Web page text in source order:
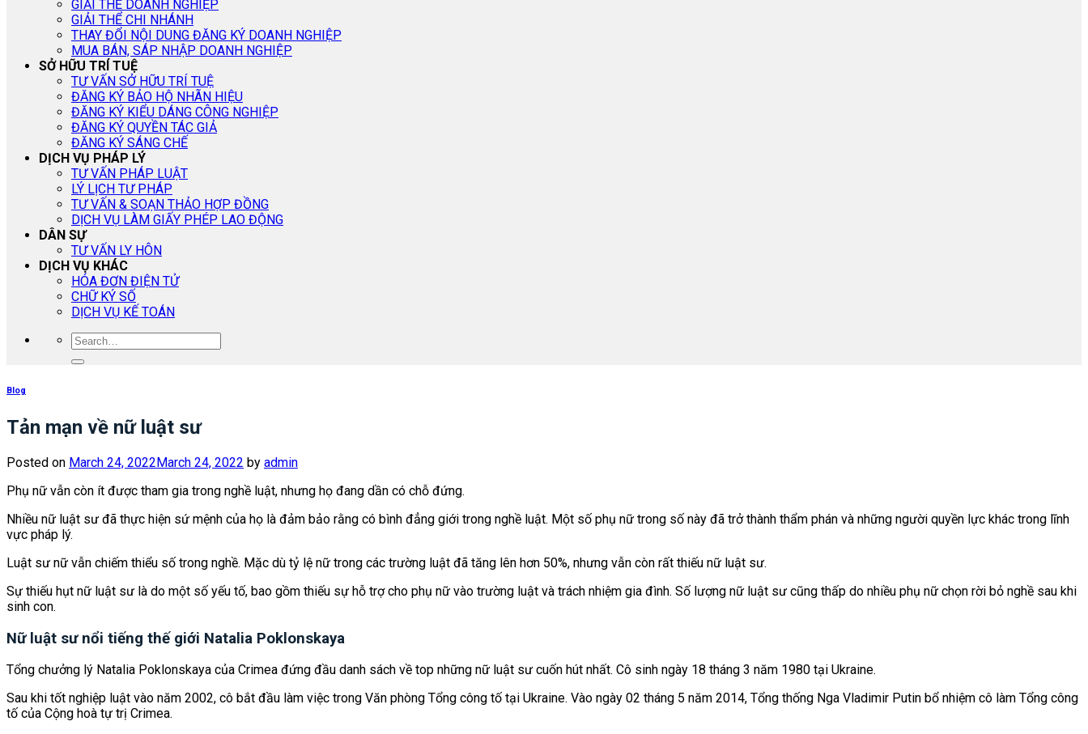
GIẢI THỂ DOANH NGHIỆP
GIẢI THỂ CHI NHÁNH
THAY ĐỔI NỘI DUNG ĐĂNG KÝ DOANH NGHIỆP
MUA BÁN, SÁP NHẬP DOANH NGHIỆP
SỞ HỮU TRÍ TUỆ
TƯ VẤN SỞ HỮU TRÍ TUỆ
ĐĂNG KÝ BẢO HỘ NHÃN HIỆU
ĐĂNG KÝ KIỂU DÁNG CÔNG NGHIỆP
ĐĂNG KÝ QUYỀN TÁC GIẢ
ĐĂNG KÝ SÁNG CHẾ
DỊCH VỤ PHÁP LÝ
TƯ VẤN PHÁP LUẬT
LÝ LỊCH TƯ PHÁP
TƯ VẤN & SOẠN THẢO HỢP ĐỒNG
DỊCH VỤ LÀM GIẤY PHÉP LAO ĐỘNG
DÂN SỰ
TƯ VẤN LY HÔN
DỊCH VỤ KHÁC
HÓA ĐƠN ĐIỆN TỬ
CHỮ KÝ SỐ
DỊCH VỤ KẾ TOÁN
Blog
Tản mạn về nữ luật sư
Posted on March 24, 2022March 24, 2022 by admin
Phụ nữ vẫn còn ít được tham gia trong nghề luật, nhưng họ đang dần có chỗ đứng.
Nhiều nữ luật sư đã thực hiện sứ mệnh của họ là đảm bảo rằng có bình đẳng giới trong nghề luật. Một số phụ nữ trong số này đã trở thành thẩm phán và những người quyền lực khác trong lĩnh
vực pháp lý.
Luật sư nữ vẫn chiếm thiểu số trong nghề. Mặc dù tỷ lệ nữ trong các trường luật đã tăng lên hơn 50%, nhưng vẫn còn rất thiếu nữ luật sư.
Sự thiếu hụt nữ luật sư là do một số yếu tố, bao gồm thiếu sự hỗ trợ cho phụ nữ vào trường luật và trách nhiệm gia đình. Số lượng nữ luật sư cũng thấp do nhiều phụ nữ chọn rời bỏ nghề sau khi
sinh con.
Nữ luật sư nổi tiếng thế giới Natalia Poklonskaya
Tổng chưởng lý Natalia Poklonskaya của Crimea đứng đầu danh sách về top những nữ luật sư cuốn hút nhất. Cô sinh ngày 18 tháng 3 năm 1980 tại Ukraine.
Sau khi tốt nghiệp luật vào năm 2002, cô bắt đầu làm việc trong Văn phòng Tổng công tố tại Ukraine. Vào ngày 02 tháng 5 năm 2014, Tổng thống Nga Vladimir Putin bổ nhiệm cô làm Tổng công
tố của Cộng hoà tự trị Crimea.